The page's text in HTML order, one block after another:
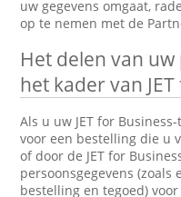
uw gegevens omgaat,
op te nemen met de
Het delen van
het kader van
Als u uw JET for
voor een bestelling die u
of door de JET for
persoonsgegevens (zoals
bestelling en tegoed)